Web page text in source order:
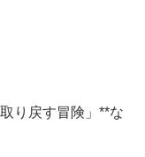
り戻す冒険」**な